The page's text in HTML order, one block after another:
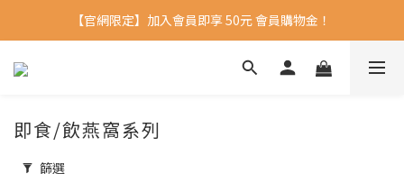
【官網限定】加入會員即享 50元 會員購物金！
即食/飲燕窩系列
篩選